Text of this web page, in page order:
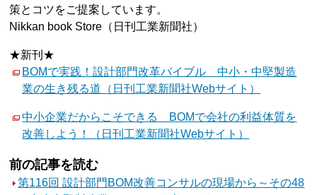
策とコツをご提案しています。
Nikkan book Store（日刊工業新聞社）
★新刊★
BOMで実践！設計部門改革バイブル 中小・中堅製造
業の生き残る道（日刊工業新聞社Webサイト）
中小企業だからこそできる BOMで会社の利益体質を
改善しよう！（日刊工業新聞社Webサイト）
前の記事を読む
第116回 設計部門BOM改善コンサルの現場から～その48